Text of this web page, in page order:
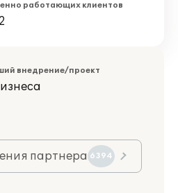
работающих клиентов
внедрение/проект
партнера 6394